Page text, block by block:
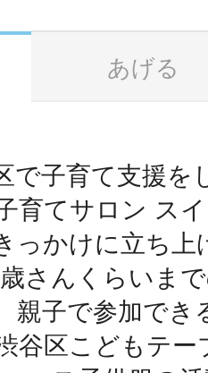
コピー あげる
で子育て支援を
育てサロン ス
っかけに立ち上
さんくらいま
親子で参加でき
谷区こどもテー
智頭
鴻巣
池袋